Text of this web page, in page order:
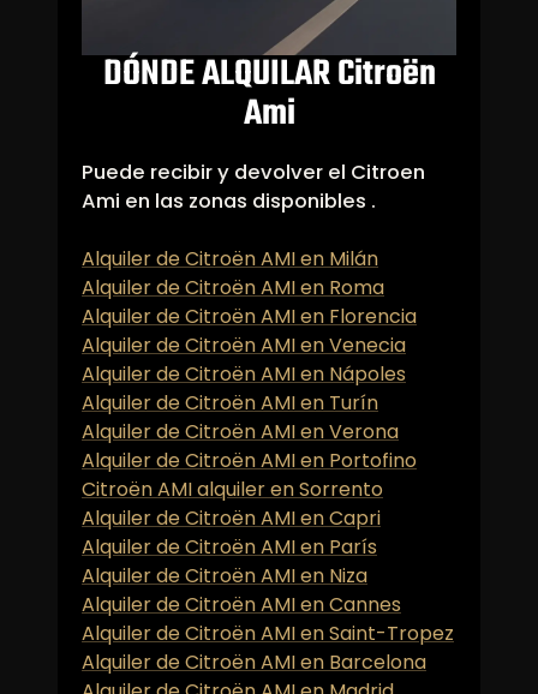
DÓNDE ALQUILAR Citroën
Ami
Puede recibir y devolver el Citroen
Ami en las zonas disponibles .
Alquiler de Citroën AMI en Milán
Alquiler de Citroën AMI en Roma
Alquiler de Citroën AMI en Florencia
Alquiler de Citroën AMI en Venecia
Alquiler de Citroën AMI en Nápoles
Alquiler de Citroën AMI en Turín
Alquiler de Citroën AMI en Verona
Alquiler de Citroën AMI en Portofino
Citroën AMI alquiler en Sorrento
Alquiler de Citroën AMI en Capri
Alquiler de Citroën AMI en París
Alquiler de Citroën AMI en Niza
Alquiler de Citroën AMI en Cannes
Alquiler de Citroën AMI en Saint-Tropez
Alquiler de Citroën AMI en Barcelona